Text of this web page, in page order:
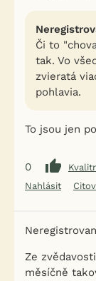
Či to
tak. Vo
zvieratá
pohlavia.
To jsou jen
0
Nahlásit
Ze
měsíčně